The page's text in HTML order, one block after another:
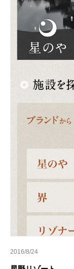
2016/8/24